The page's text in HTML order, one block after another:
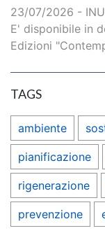
23/07/2026 - INU
E' disponibile in
Edizioni
TAGS
ambiente
pianificazione
rigenerazione
prevenzione